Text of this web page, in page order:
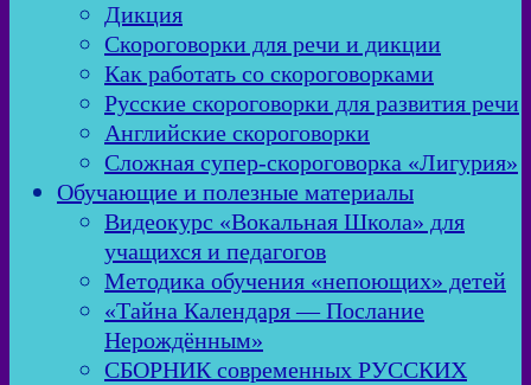
Дикция
Скороговорки для речи и дикции
Как работать со скороговорками
Русские скороговорки для развития речи
Английские скороговорки
Сложная супер-скороговорка «Лигурия»
Обучающие и полезные материалы
Видеокурс «Вокальная Школа» для
учащихся и педагогов
Методика обучения «непоющих» детей
«Тайна Календаря — Послание
Нерождённым»
СБОРНИК современных РУССКИХ